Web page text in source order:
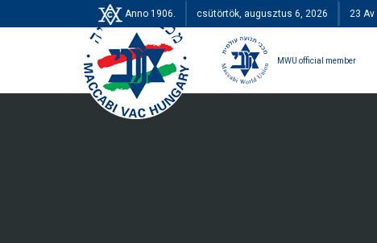
Anno 1906. csütörtök, augusztus 6, 2026 23 Av
MWU official member